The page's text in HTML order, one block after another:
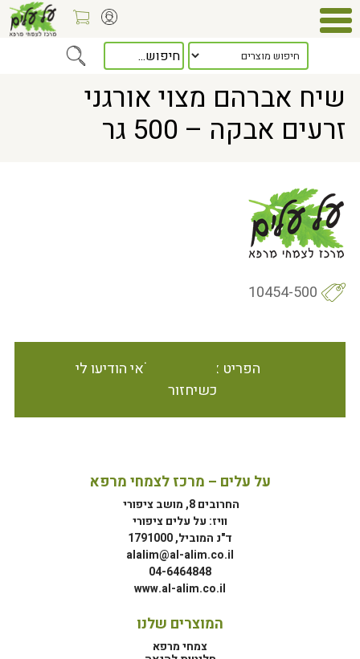
> שיח אברהם מצוי אורגני זרעים אבקה – 500 גר
שיח אברהם מצוי אורגני
זרעים אבקה – 500 גר
10454-500
הפריט אינו זמין במלאי הודיעו לי
כשיחזור
על עלים – מרכז לצמחי מרפא
החרובים 8, מושב ציפורי
וויז: על עלים ציפורי
ד"נ המוביל, 1791000
alalim@al-alim.co.il
04-6464848
www.al-alim.co.il
המוצרים שלנו
צמחי מרפא